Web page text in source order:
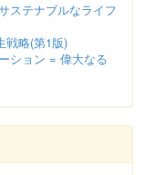
ステナブルなライフ
戦略(第1版)
ション = 偉大なる